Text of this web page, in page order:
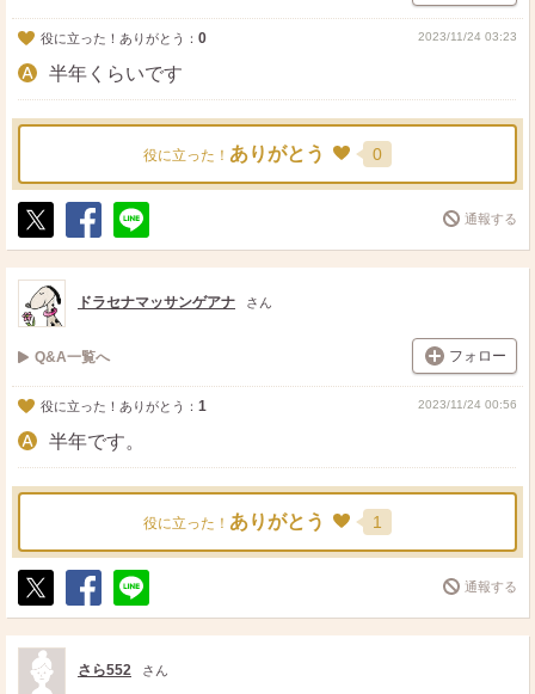
役に立った！ありがとう： 0 2023/11/24 03:23
半年くらいです
役に立った！ ありがとう 0
ポ
ス
ト
シ
ェ
送
る
通報する
ドラセナマッサンゲアナ さん
Q&A一覧へ フォロー
役に立った！ありがとう： 1 2023/11/24 00:56
半年です。
役に立った！ ありがとう 1
ポ
ス
ト
シ
ェ
送
る
通報する
さら552 さん